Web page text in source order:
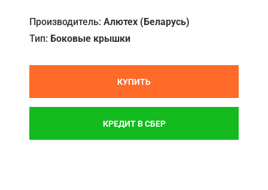
Отзывы
Производитель: Алютех (Беларусь)
Тип: Боковые крышки
КУПИТЬ
КРЕДИТ В СБЕР